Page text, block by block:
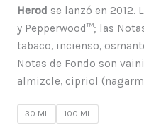
Herod se lanzó en 2012.
y Pepperwood™; las
tabaco, incienso,
Notas de Fondo son
almizcle, cipriol
30 ML 100 ML